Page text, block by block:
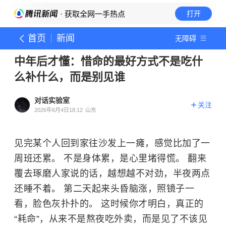
· 获取全网一手热点 打开
首页 新闻 无障碍
中年后才懂：惜命的最好方式不是吃什
么补什么，而是别见谁
对话实验室
2026年6月4日18:12 山东
关注
见完某个人回到家往沙发上一瘫，感觉比加了一
周班还累。 不是身体累，是心里堵得慌。 翻来
覆去琢磨人家说的话，越想越不对劲，半夜两点
还睡不着。 第二天起来头昏脑涨，照镜子一
看，脸色灰扑扑的。 这时候你才明白，真正的
“耗命”，从来不是熬夜吃外卖，而是见了不该见